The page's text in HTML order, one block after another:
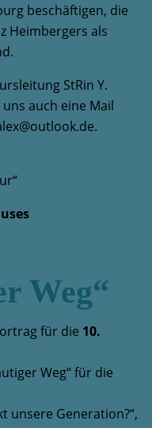
beschäftigen, die
Heimbergers als
StRin Y.
auch eine Mail
Weg“
für die 10.
Weg“ für die
unsere Generation?“,